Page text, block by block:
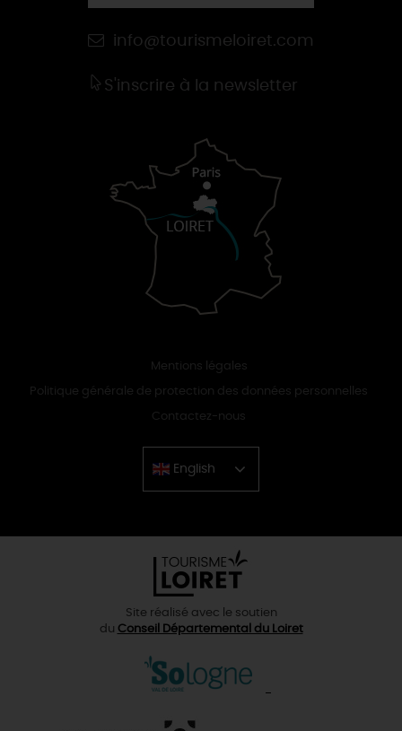
info@tourismeloiret.com
S'inscrire à la newsletter
Mentions légales
Politique générale de protection des données personnelles
Contactez-nous
English
Chinese
Site réalisé avec le soutien
du Conseil Départemental du Loiret